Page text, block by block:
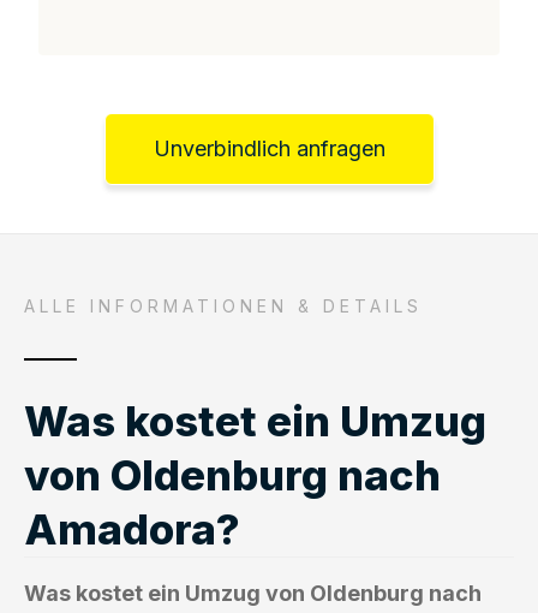
Unverbindlich anfragen
ALLE INFORMATIONEN & DETAILS
Was kostet ein Umzug
von Oldenburg nach
Amadora?
Was kostet ein Umzug von Oldenburg nach